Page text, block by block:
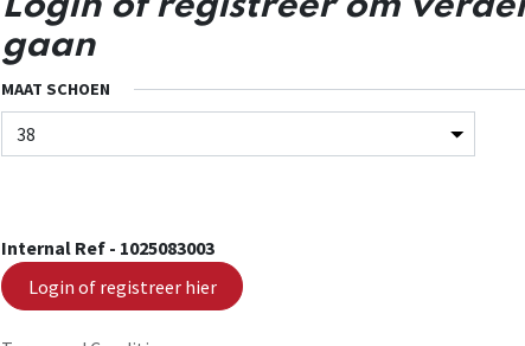
gaan
MAAT SCHOEN
Internal Ref - 1025083003
Login of registreer hier